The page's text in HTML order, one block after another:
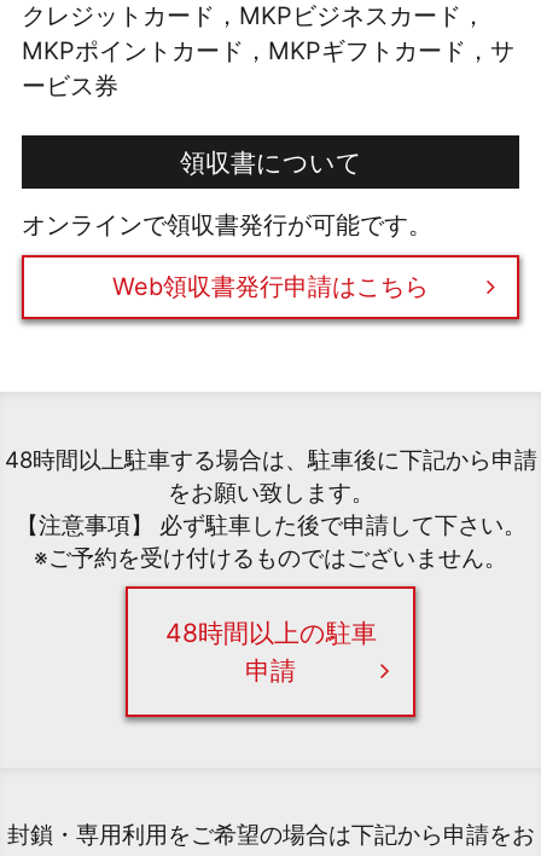
クレジットカード，MKPビジネスカード，
MKPポイントカード，MKPギフトカード，サ
ービス券
領収書について
オンラインで領収書発行が可能です。
Web領収書発行申請はこちら
48時間以上駐車する場合は、駐車後に下記から申請
をお願い致します。
【注意事項】 必ず駐車した後で申請して下さい。
※ご予約を受け付けるものではございません。
48時間以上の駐車
申請
封鎖・専用利用をご希望の場合は下記から申請をお